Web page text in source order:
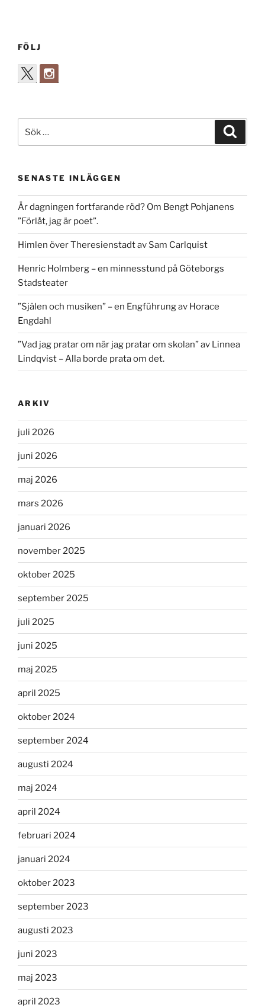
FÖLJ
efter:
SENASTE INLÄGGEN
Är dagningen fortfarande röd? Om Bengt Pohjanens
”Förlåt, jag är poet”.
Himlen över Theresienstadt av Sam Carlquist
Henric Holmberg – en minnesstund på Göteborgs
Stadsteater
”Själen och musiken” – en Engführung av Horace
Engdahl
”Vad jag pratar om när jag pratar om skolan” av Linnea
Lindqvist – Alla borde prata om det.
ARKIV
juli 2026
juni 2026
maj 2026
mars 2026
januari 2026
november 2025
oktober 2025
september 2025
juli 2025
juni 2025
maj 2025
april 2025
oktober 2024
september 2024
augusti 2024
maj 2024
april 2024
februari 2024
januari 2024
oktober 2023
september 2023
augusti 2023
juni 2023
maj 2023
april 2023